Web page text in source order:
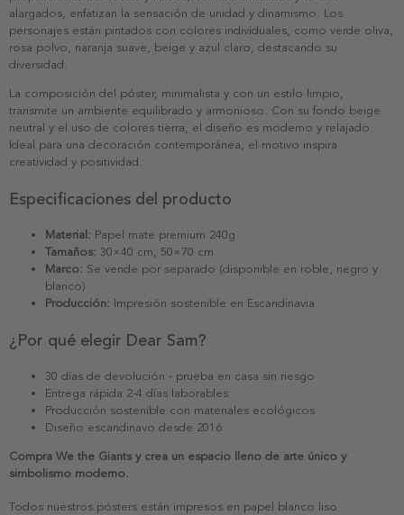
alargados, enfatizan la sensación de unidad y dinamismo. Los
personajes están pintados con colores individuales, como verde oliva,
rosa polvo, naranja suave, beige y azul claro, destacando su
diversidad.
La composición del póster, minimalista y con un estilo limpio,
transmite un ambiente equilibrado y armonioso. Con su fondo beige
neutral y el uso de colores tierra, el diseño es moderno y relajado.
Ideal para una decoración contemporánea, el motivo inspira
creatividad y positividad.
Especificaciones del producto
Material: Papel mate premium 240g
Tamaños: 30×40 cm, 50×70 cm
Marco: Se vende por separado (disponible en roble, negro y
blanco)
Producción: Impresión sostenible en Escandinavia
¿Por qué elegir Dear Sam?
30 días de devolución - prueba en casa sin riesgo
Entrega rápida 2-4 días laborables
Producción sostenible con materiales ecológicos
Diseño escandinavo desde 2016
Compra We the Giants y crea un espacio lleno de arte único y
simbolismo moderno.
Todos nuestros pósters están impresos en papel blanco liso